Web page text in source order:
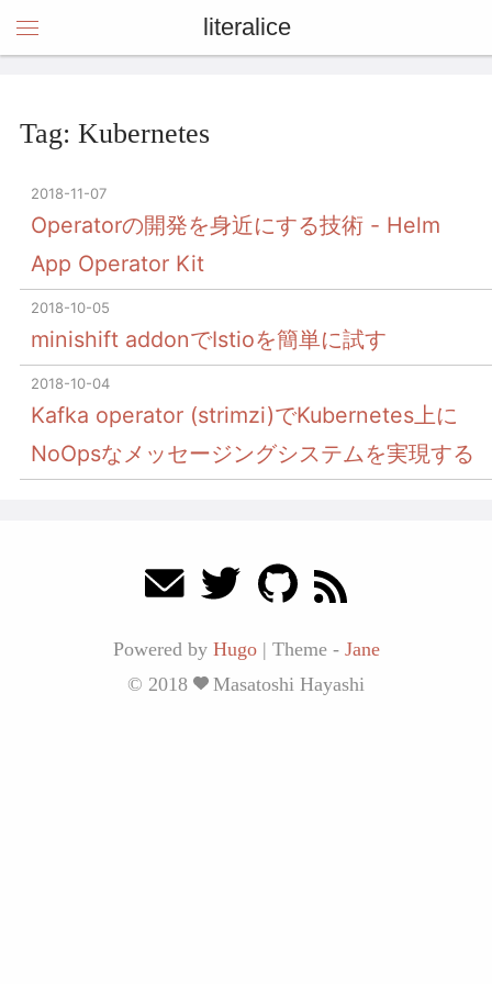
literalice
Tag: Kubernetes
2018-11-07
Operatorの開発を身近にする技術 - Helm
App Operator Kit
2018-10-05
minishift addonでIstioを簡単に試す
2018-10-04
Kafka operator (strimzi)でKubernetes上に
NoOpsなメッセージングシステムを実現する
Powered by Hugo | Theme - Jane
© 2018
Masatoshi Hayashi